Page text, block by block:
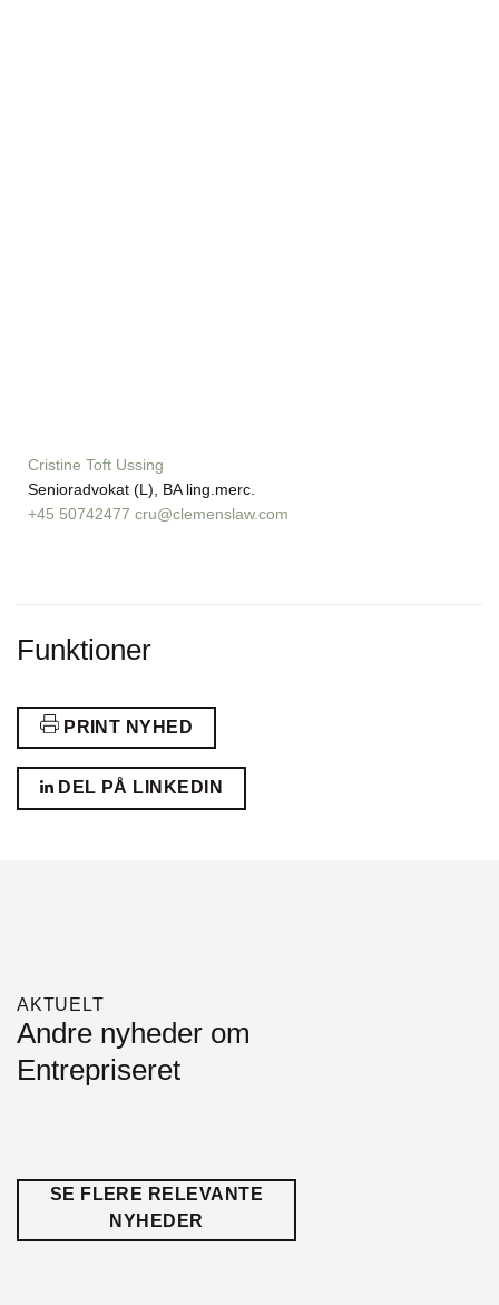
Cristine Toft Ussing
Senioradvokat (L), BA ling.merc.
+45 50742477 cru@clemenslaw.com
Funktioner
PRINT NYHED
DEL PÅ LINKEDIN
AKTUELT
Andre nyheder om
Entrepriseret
SE FLERE RELEVANTE
NYHEDER